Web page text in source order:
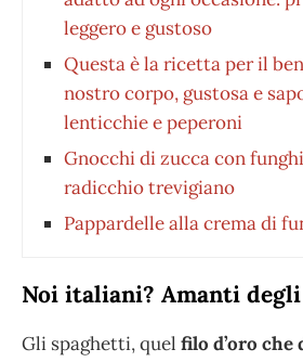
leggero e gustoso
Questa è la ricetta per il
nostro corpo, gustosa e
lenticchie e peperoni
Gnocchi di zucca con
radicchio trevigiano
Pappardelle alla crema di
Noi italiani? Amanti
Gli spaghetti, quel filo d’oro che